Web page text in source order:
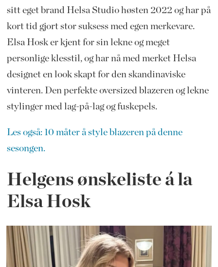
sitt eget brand Helsa Studio høsten 2022 og har på
kort tid gjort stor suksess med egen merkevare.
Elsa Hosk er kjent for sin lekne og meget
personlige klesstil, og har nå med merket Helsa
designet en look skapt for den skandinaviske
vinteren. Den perfekte oversized blazeren og lekne
stylinger med lag-på-lag og fuskepels.
Les også: 10 måter å style blazeren på denne
sesongen.
Helgens ønskeliste á la
Elsa Hosk